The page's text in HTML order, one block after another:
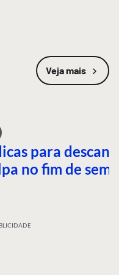
Veja mais
para
no fim de